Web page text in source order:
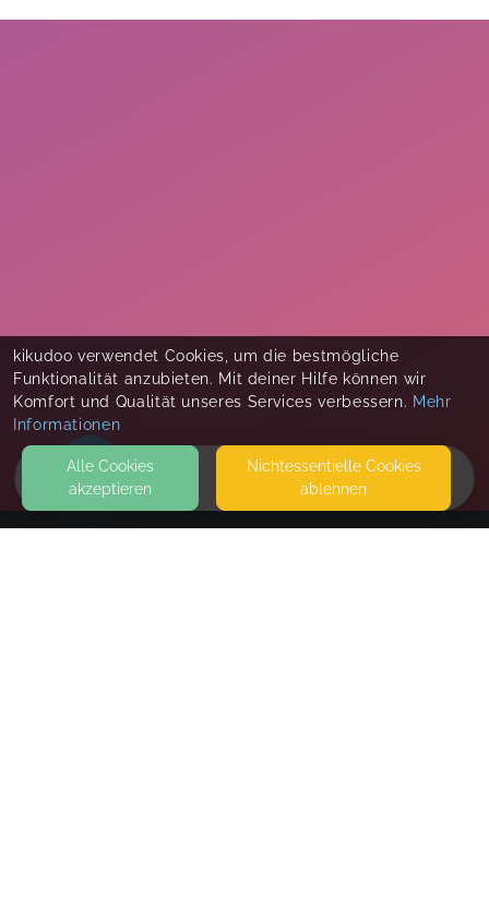
HOME
kikudoo verwendet Cookies, um die bestmögliche
Funktionalität anzubieten. Mit deiner Hilfe können wir
Komfort und Qualität unseres Services verbessern. Mehr
Informationen
Alle Cookies
akzeptieren
Nicht­essentielle Cookies
ablehnen